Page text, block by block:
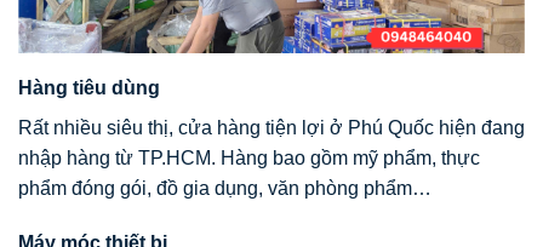
Hàng tiêu dùng
Rất nhiều siêu thị, cửa hàng tiện lợi ở Phú Quốc hiện đang
nhập hàng từ TP.HCM. Hàng bao gồm mỹ phẩm, thực
phẩm đóng gói, đồ gia dụng, văn phòng phẩm…